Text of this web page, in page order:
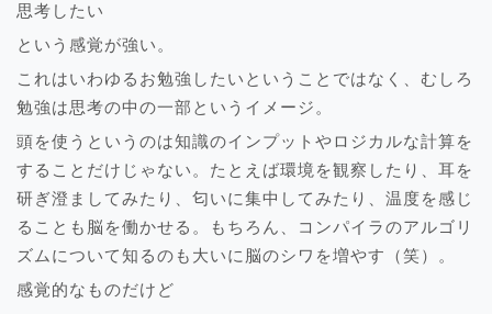
思考したい
という感覚が強い。
これはいわゆるお勉強したいということではなく、むしろ
勉強は思考の中の一部というイメージ。
頭を使うというのは知識のインプットやロジカルな計算を
することだけじゃない。たとえば環境を観察したり、耳を
研ぎ澄ましてみたり、匂いに集中してみたり、温度を感じ
ることも脳を働かせる。もちろん、コンパイラのアルゴリ
ズムについて知るのも大いに脳のシワを増やす（笑）。
感覚的なものだけど